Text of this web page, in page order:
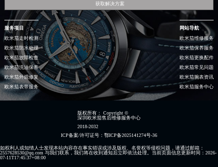
获取解决方案
服务项目
欧米茄走时检测
欧米茄防水处理
欧米茄故障检查
欧米茄洗油保养
欧米茄外观修复
欧米茄表带服务
网站导航
欧米茄维修服务
欧米茄保养服务
欧米茄更换配件
欧米茄常见问题
欧米茄腕表资讯
欧米茄服务中心
版权所有：
Copyright ©
深圳欧米茄售后维修服务中心
2018-2032
ICP备案/许可证号：鄂ICP备2025141274号-36
如权利人或知情人士发现本站内容存在事实错误或涉及版权、名誉权等侵权问题，请通过邮箱：
2557628530@qq.com 与我们联系，我们将在收到通知后立即依法处理。当前页面信息更新时间：2026-
07-11T17:45:37+08:00